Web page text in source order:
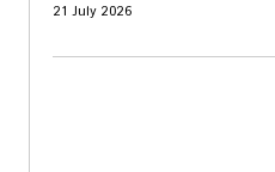
21 July 2026